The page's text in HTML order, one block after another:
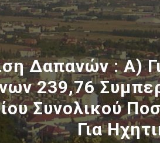
Δαπανών : Α)
239,76
Συνολικού
Για